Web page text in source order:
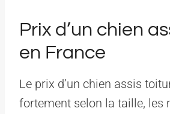
Prix d’un chien
en France
Le prix d’un chien assis
fortement selon la taille, les